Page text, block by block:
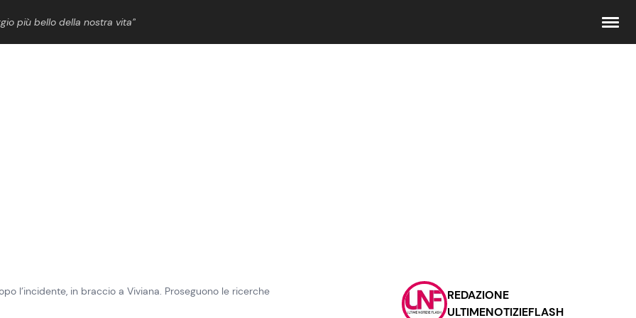
più bello della nostra vita”
Contattaci
Pubblicità
l’incidente, in braccio a Viviana. Proseguono le ricerche
REDAZIONE
ULTIMENOTIZIEFLASH